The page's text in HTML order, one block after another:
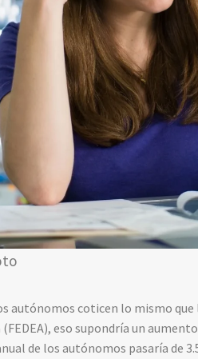
autónomos coticen lo mismo
eso supondría un
de los autónomos pasaría de